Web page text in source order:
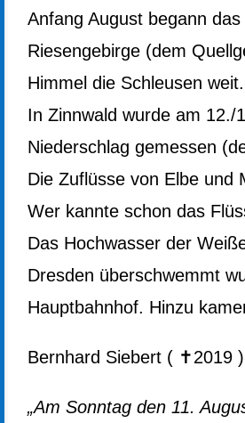
Anfang August begann
Riesengebirge (dem
Himmel die Schleusen weit.
In Zinnwald wurde am 12./
Niederschlag gemessen
Die Zuflüsse von Elbe und
Wer kannte schon das
Das Hochwasser der
Dresden überschwemmt
Hauptbahnhof. Hinzu
Bernhard Siebert ( ✝2019
„Am Sonntag den 11.